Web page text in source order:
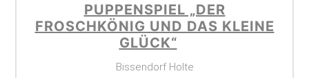
PUPPENSPIEL „DER
FROSCHKÖNIG UND DAS KLEINE
GLÜCK“
Bissendorf Holte